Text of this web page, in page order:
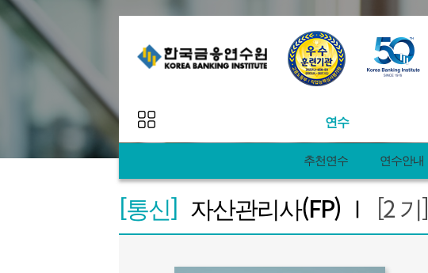
연수
추천연수
연수안내
연수일정
AI&디지털연수
연수 프로그램
연수 일정
추천연수 연수안내
[통신] 자산관리사(FP) Ⅰ [2 기]